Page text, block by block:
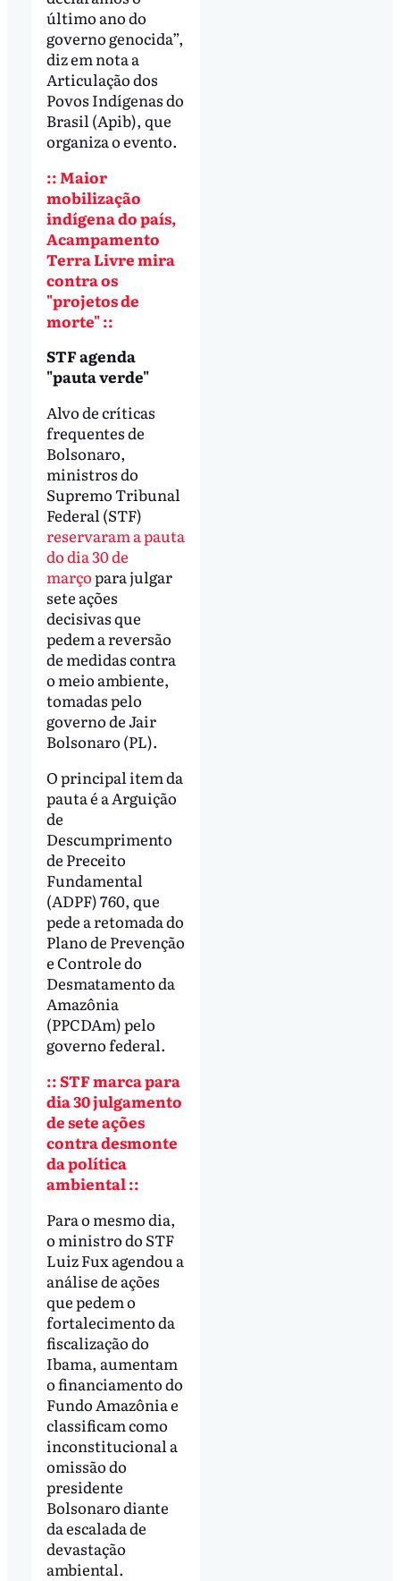
último ano do
governo genocida”,
diz em nota a
Articulação dos
Povos Indígenas do
Brasil (Apib), que
organiza o evento.
:: Maior
mobilização
indígena do país,
Acampamento
Terra Livre mira
contra os
"projetos de
morte" ::
STF agenda
"pauta verde"
Alvo de críticas
frequentes de
Bolsonaro,
ministros do
Supremo Tribunal
Federal (STF)
reservaram a pauta
do dia 30 de
marçopara julgar
sete ações
decisivas que
pedem a reversão
de medidas contra
o meio ambiente,
tomadas pelo
governo de Jair
Bolsonaro (PL).
O principal item da
pauta é a Arguição
de
Descumprimento
de Preceito
Fundamental
(ADPF) 760, que
pede a retomada do
Plano de Prevenção
e Controle do
Desmatamento da
Amazônia
(PPCDAm) pelo
governo federal.
:: STF marca para
dia 30 julgamento
de sete ações
contra desmonte
da política
ambiental ::
Para o mesmo dia,
o ministro do STF
Luiz Fux agendou a
análise de ações
que pedem o
fortalecimento da
fiscalização do
Ibama, aumentam
o financiamento do
Fundo Amazônia e
classificam como
inconstitucional a
omissão do
presidente
Bolsonaro diante
da escalada de
devastação
ambiental.